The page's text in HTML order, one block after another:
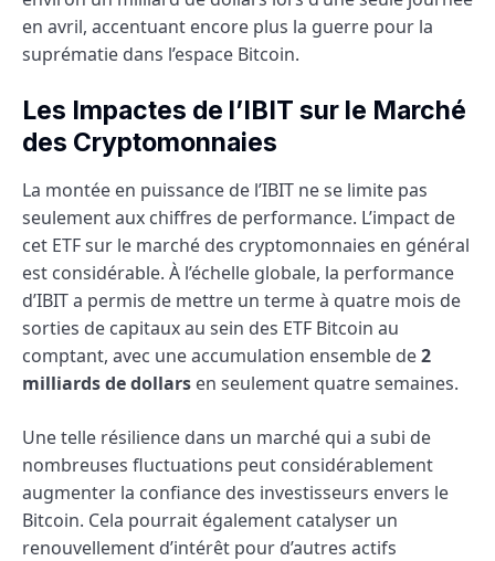
en avril, accentuant encore plus la guerre pour la
suprématie dans l’espace Bitcoin.
Les Impactes de l’IBIT sur le Marché
des Cryptomonnaies
La montée en puissance de l’IBIT ne se limite pas
seulement aux chiffres de performance. L’impact de
cet ETF sur le marché des cryptomonnaies en général
est considérable. À l’échelle globale, la performance
d’IBIT a permis de mettre un terme à quatre mois de
sorties de capitaux au sein des ETF Bitcoin au
comptant, avec une accumulation ensemble de2
milliards de dollars en seulement quatre semaines.
Une telle résilience dans un marché qui a subi de
nombreuses fluctuations peut considérablement
augmenter la confiance des investisseurs envers le
Bitcoin. Cela pourrait également catalyser un
renouvellement d’intérêt pour d’autres actifs